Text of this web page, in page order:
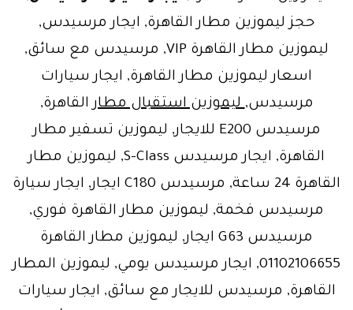
حجز ليموزين مطار القاهرة, ايجار مرسيدس,
ليموزين مطار القاهرة VIP, مرسيدس مع سائق,
اسعار ليموزين مطار القاهرة, ايجار سيارات
مرسيدس,ليموزين استقبال مطارالقاهرة,
مرسيدس E200 للايجار, ليموزين تسفير مطار
القاهرة, ايجار مرسيدس S-Class, ليموزين مطار
القاهرة 24 ساعة, مرسيدس C180 ايجار, ايجار سيارة
مرسيدس فخمة, ليموزين مطار القاهرة فوري,
مرسيدس G63 ايجار, ليموزين مطار القاهرة
01102106655, ايجار مرسيدس يومي, ليموزين المطار
القاهرة, مرسيدس للايجار مع سائق, ايجار سيارات